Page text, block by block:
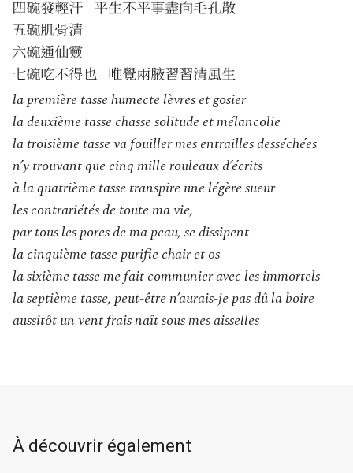
la première tasse humecte lèvres et gosier
la deuxième tasse chasse solitude et mélancolie
la troisième tasse va fouiller mes entrailles desséchées
n’y trouvant que cinq mille rouleaux d’écrits
à la quatrième tasse transpire une légère sueur
les contrariétés de toute ma vie,
par tous les pores de ma peau, se dissipent
la cinquième tasse purifie chair et os
la sixième tasse me fait communier avec les immortels
la septième tasse, peut-être n’aurais-je pas dû la boire
aussitôt un vent frais naît sous mes aisselles
À découvrir également